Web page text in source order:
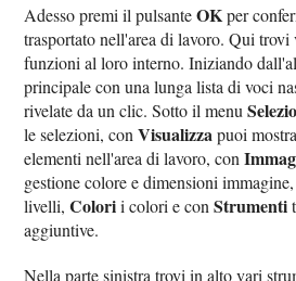
Adesso premi il pulsanteOKper
trasportato nell'area di lavoro. Qui
funzioni al loro interno. Iniziando
principale con una lunga lista di voci
rivelate da un clic. Sotto il menu
le selezioni, conVisualizzapuoi
elementi nell'area di lavoro, con
gestione colore e dimensioni
livelli,Colorii colori e conStrumenti
aggiuntive.
Nella parte sinistra trovi in alto vari